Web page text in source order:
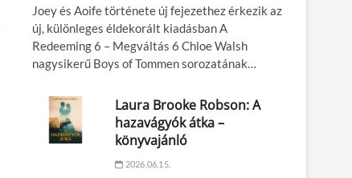
Joey és Aoife története új fejezethez érkezik az
új, különleges éldekorált kiadásban A
Redeeming 6 – Megváltás 6 Chloe Walsh
nagysikerű Boys of Tommen sorozatának…
Laura Brooke Robson: A
hazavágyók átka –
könyvajánló
2026.06.15.